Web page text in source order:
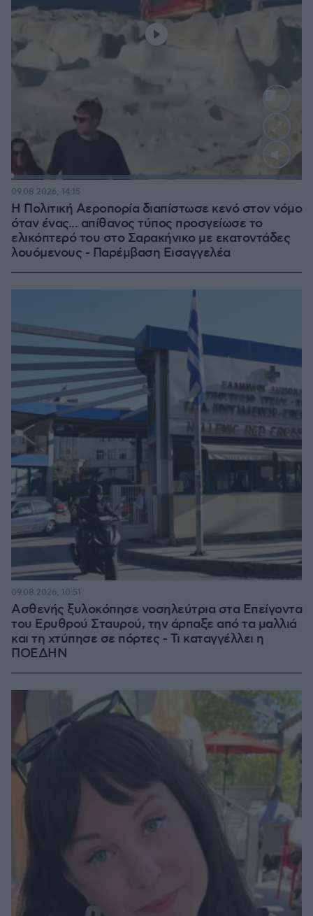
Loaded:
Η Πολιτική Αεροπορία διαπίστωσε κενό στον νόμο
όταν ένας... απίθανος τύπος προσγείωσε το
ελικόπτερό του στο Σαρακήνικο με εκατοντάδες
λουόμενους - Παρέμβαση Εισαγγελέα
09.08.2026, 14:15
Ασθενής ξυλοκόπησε νοσηλεύτρια στα Επείγοντα
του Ερυθρού Σταυρού, την άρπαξε από τα μαλλιά
και τη χτύπησε σε πόρτες - Τι καταγγέλλει η
ΠΟΕΔΗΝ
09.08.2026, 10:51